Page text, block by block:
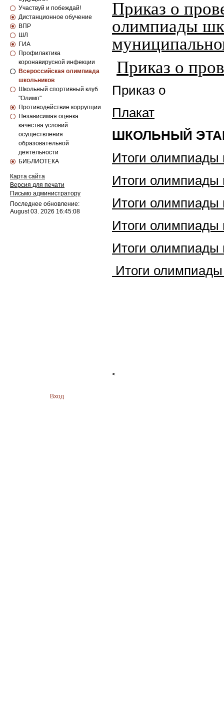
Участвуй и побеждай!
Дистанционное обучение
ВПР
ШЛ
ГИА
Профилактика
коронавирусной инфекции
Всероссийская олимпиада
школьников
Школьный спортивный клуб
"Олимп"
Противодействие коррупции
Независимая оценка
качества условий
осуществления
образовательной
деятельности
БИБЛИОТЕКА
Карта сайта
Версия для печати
Письмо администратору
Последнее обновление:
August 03. 2026 16:45:08
Приказ о
олимпиады
Приказ о
Приказ о
Плакат
ШКОЛЬНЫЙ
Итоги олимпиады
Итоги олимпиады
Итоги олимпиады
Итоги олимпиады
Итоги олимпиады
Итоги
<
Вход